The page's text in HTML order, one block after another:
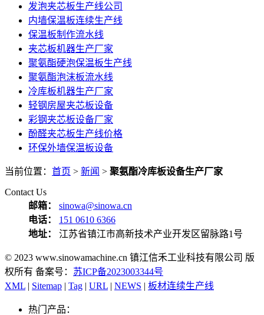
发泡夹芯板生产线公司
内墙保温板连续生产线
保温板制作流水线
夹芯板机器生产厂家
聚氨酯硬泡保温板生产线
聚氨酯泡沫板流水线
冷库板机器生产厂家
轻钢房屋夹芯板设备
彩钢夹芯板设备厂家
酚醛夹芯板生产线价格
环保外墙保温板设备
当前位置： 首页 > 新闻 > 聚氨酯冷库板设备生产厂家
Contact Us
邮箱：
sinowa@sinowa.cn
电话：
151 0610 6366
地址：
江苏省镇江市高新技术产业开发区留脉路1号
© 2023 www.sinowamachine.cn 镇江信禾工业科技有限公司 版
权所有 备案号： 苏ICP备2023003344号
XML | Sitemap | Tag | URL | NEWS | 板材连续生产线
热门产品：